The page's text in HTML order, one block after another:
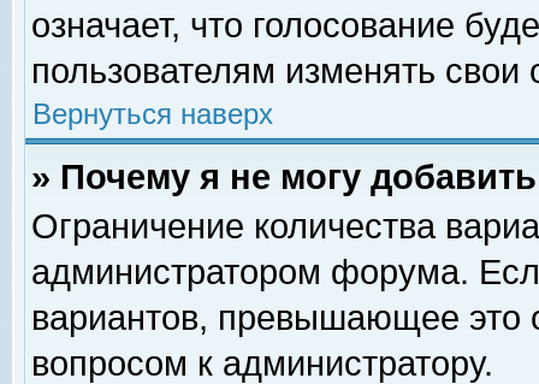
означает, что голосование
пользователям изменять свои
Вернуться наверх
» Почему я не могу
Ограничение количества
администратором форума.
вариантов, превышающее это
вопросом к администратору.